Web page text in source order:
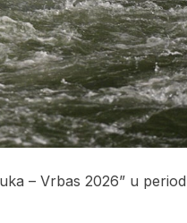
– Vrbas 2026” u